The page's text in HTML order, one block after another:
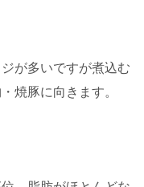
が多いですが煮込む
焼豚に向きます。